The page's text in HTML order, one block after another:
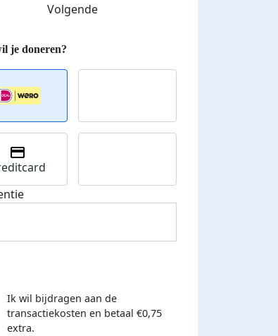
social
ontvangen
Volgende
Ik wil bijdragen aan de
transactiekosten en betaal €0,75
extra.